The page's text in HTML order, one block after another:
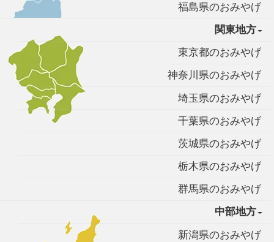
福島県のおみやげ
関東地方
東京都のおみやげ
神奈川県のおみやげ
埼玉県のおみやげ
千葉県のおみやげ
茨城県のおみやげ
栃木県のおみやげ
群馬県のおみやげ
中部地方
新潟県のおみやげ